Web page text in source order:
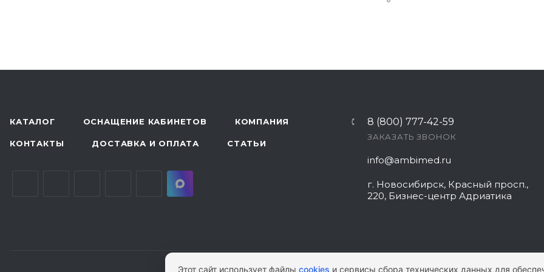
КАТАЛОГ ОСНАЩЕНИЕ КАБИНЕТОВ КОМПАНИЯ
КОНТАКТЫ ДОСТАВКА И ОПЛАТА СТАТЬИ
8 (800) 777-42-59
ЗАКАЗАТЬ ЗВОНОК
info@ambimed.ru
г. Новосибирск, Красный просп.,
220, Бизнес-центр Адриатика
Этот сайт использует файлы cookies и сервисы сбора технических данных для